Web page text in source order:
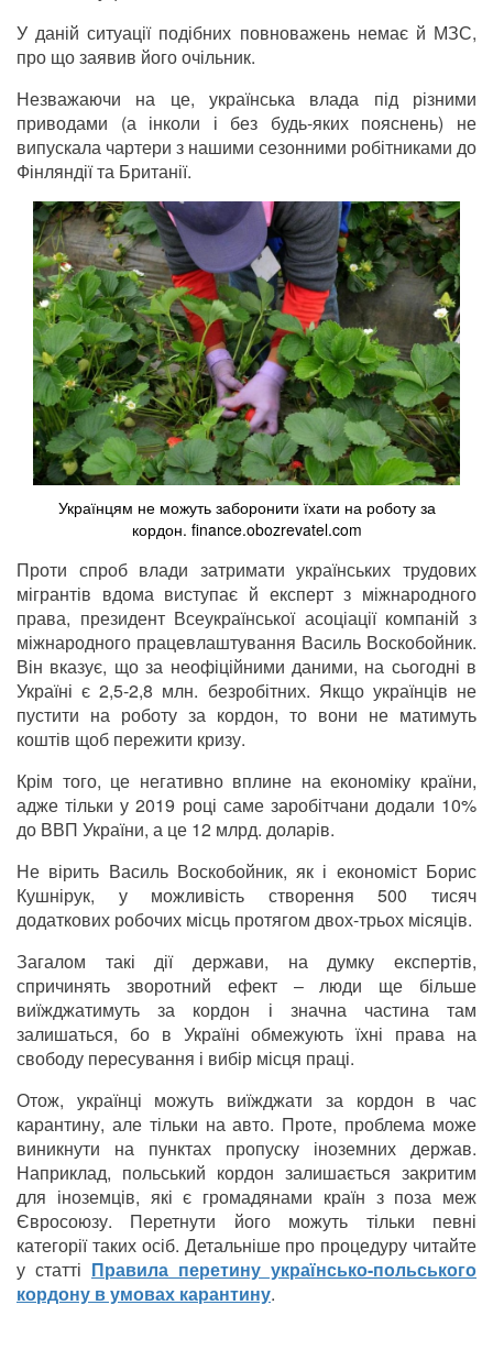
У даній ситуації подібних повноважень немає й МЗС,
про що заявив його очільник.
Незважаючи на це, українська влада під різними
приводами (а інколи і без будь-яких пояснень) не
випускала чартери з нашими сезонними робітниками до
Фінляндії та Британії.
Українцям не можуть заборонити їхати на роботу за
кордон. finance.obozrevatel.com
Проти спроб влади затримати українських трудових
мігрантів вдома виступає й експерт з міжнародного
права, президент Всеукраїнської асоціації компаній з
міжнародного працевлаштування Василь Воскобойник.
Він вказує, що за неофіційними даними, на сьогодні в
Україні є 2,5-2,8 млн. безробітних. Якщо українців не
пустити на роботу за кордон, то вони не матимуть
коштів щоб пережити кризу.
Крім того, це негативно вплине на економіку країни,
адже тільки у 2019 році саме заробітчани додали 10%
до ВВП України, а це 12 млрд. доларів.
Не вірить Василь Воскобойник, як і економіст Борис
Кушнірук, у можливість створення 500 тисяч
додаткових робочих місць протягом двох-трьох місяців.
Загалом такі дії держави, на думку експертів,
спричинять зворотний ефект – люди ще більше
виїжджатимуть за кордон і значна частина там
залишаться, бо в Україні обмежують їхні права на
свободу пересування і вибір місця праці.
Отож, українці можуть виїжджати за кордон в час
карантину, але тільки на авто. Проте, проблема може
виникнути на пунктах пропуску іноземних держав.
Наприклад, польський кордон залишається закритим
для іноземців, які є громадянами країн з поза меж
Євросоюзу. Перетнути його можуть тільки певні
категорії таких осіб. Детальніше про процедуру читайте
у статті Правила перетину українсько-польського
кордону в умовах карантину.